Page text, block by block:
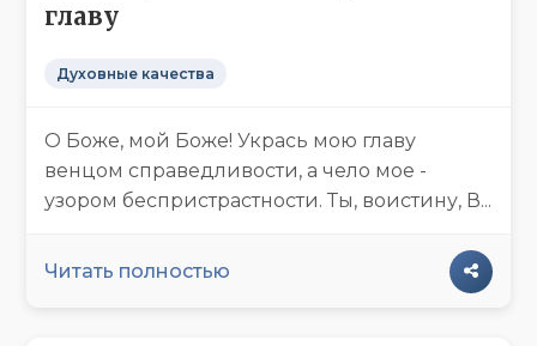
главу
Духовные качества
О Боже, мой Боже! Укрась мою главу
венцом справедливости, а чело мое -
узором беспристрастности. Ты, воистину, В...
Читать полностью